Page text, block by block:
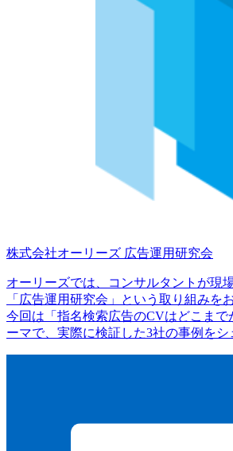
株式会社オーリーズ 広告運用研究会
オーリーズでは、コンサルタントが現
「広告運用研究会」という取り組みを
今回は「指名検索広告のCVはどこまで
ーマで、実際に検証した3社の事例をシ